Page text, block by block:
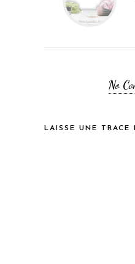
No
LAISSE UNE TRACE